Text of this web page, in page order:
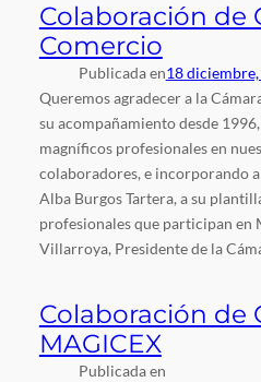
Colaboración de
Comercio
Publicada en18
Queremos agradecer a la
su acompañamiento desde
magníficos profesionales en
colaboradores, e incorporando
Alba Burgos Tartera, a su
profesionales que participan en
Villarroya, Presidente de la
Colaboración de
MAGICEX
Publicada en